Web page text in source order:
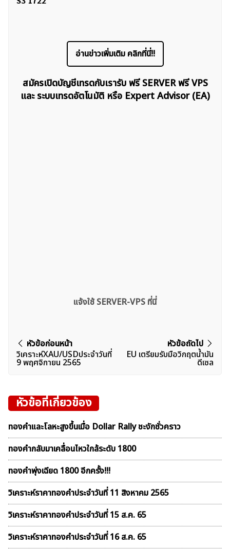
อ่านข่าวเพิ่มเติม คลิกที่นี่!!
สมัครเปิดบัญชีเทรดกับเรารับ ฟรี SERVER ฟรี VPS
และ ระบบเทรดอัตโนมัติ หรือ Expert Advisor (EA)
แจ้งใช้ SERVER-VPS ที่นี่
แนะแนว
เรื่อง
หัวข้อก่อนหน้า
วิเคราะห์XAU/USDประจำวันที่
9 พฤศจิกายน 2565
หัวข้อถัดไป
EU เตรียมรับมือวิกฤตน้ำมัน
ดีเซล
หัวข้อที่เกี่ยวข้อง
ทองคำและโลหะสูงขึ้นเมื่อ Dollar Rally ชะงักชั่วคราว
ทองคำกลับมาเคลื่อนไหวใกล้ระดับ 1800
ทองคำพุ่งเฉียด 1800 อีกครั้ง!!!
วิเคราะห์ราคาทองคําประจำวันที่ 11 สิงหาคม 2565
วิเคราะห์ราคาทองคําประจำวันที่ 15 ส.ค. 65
วิเคราะห์ราคาทองคําประจำวันที่ 16 ส.ค. 65